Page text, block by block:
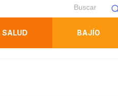
Voz y Dignidad respalda
SALUD BAJÍO